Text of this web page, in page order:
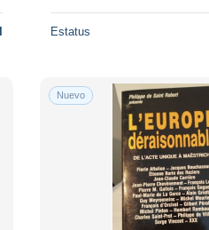
Estatus
Nuevo